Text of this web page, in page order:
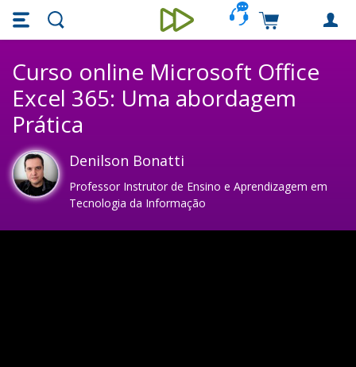
Skip main navigation
Skip to main content
Unieducar
Carrinho de
Curso online Microsoft Office
Excel 365: Uma abordagem
Prática
Denilson Bonatti
Professor Instrutor de Ensino e Aprendizagem em
Tecnologia da Informação